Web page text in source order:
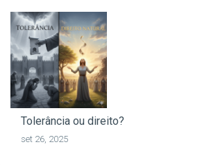
Tolerância ou direito?
set 26, 2025